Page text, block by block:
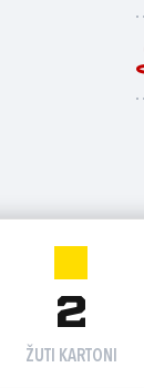
2
ŽUTI KARTONI